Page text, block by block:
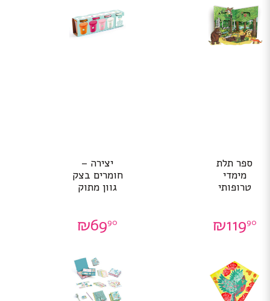
ספר תלת
מימדי
טרופותי
₪11990
יצירה –
חומרים בצק
גוון מתוק
₪6990